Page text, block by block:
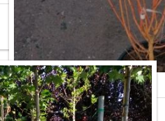
Misure Disponibili ►
ACER PALMATUM BI HOO